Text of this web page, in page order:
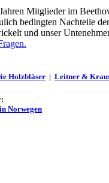
Mitglieder im
bedingten Nachteile
und unser
Holzbläser | Leitner &
Norwegen